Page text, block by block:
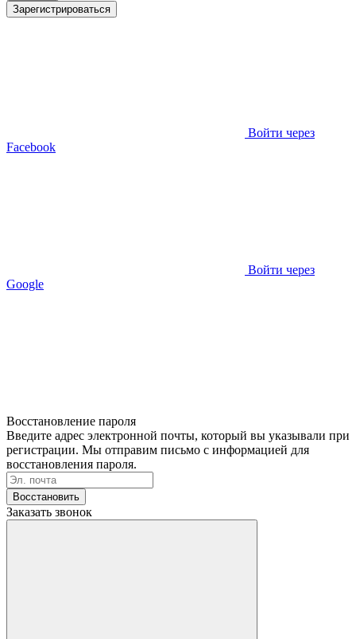
Зарегистрироваться
Войти через
Facebook
Войти через
Google
Восстановление пароля
Введите адрес электронной почты, который вы указывали при
регистрации. Мы отправим письмо с информацией для
восстановления пароля.
Восстановить
Заказать звонок